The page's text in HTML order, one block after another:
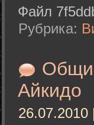
Файл
Рубрика:
Айкидо
26.07.2010